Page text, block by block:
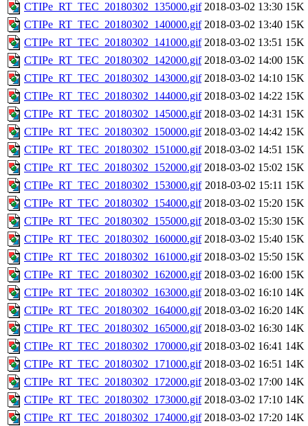
CTIPe_RT_TEC_20180302_135000.gif 2018-03-02 13:30 15K
CTIPe_RT_TEC_20180302_140000.gif 2018-03-02 13:40 15K
CTIPe_RT_TEC_20180302_141000.gif 2018-03-02 13:51 15K
CTIPe_RT_TEC_20180302_142000.gif 2018-03-02 14:00 15K
CTIPe_RT_TEC_20180302_143000.gif 2018-03-02 14:10 15K
CTIPe_RT_TEC_20180302_144000.gif 2018-03-02 14:22 15K
CTIPe_RT_TEC_20180302_145000.gif 2018-03-02 14:31 15K
CTIPe_RT_TEC_20180302_150000.gif 2018-03-02 14:42 15K
CTIPe_RT_TEC_20180302_151000.gif 2018-03-02 14:51 15K
CTIPe_RT_TEC_20180302_152000.gif 2018-03-02 15:02 15K
CTIPe_RT_TEC_20180302_153000.gif 2018-03-02 15:11 15K
CTIPe_RT_TEC_20180302_154000.gif 2018-03-02 15:20 15K
CTIPe_RT_TEC_20180302_155000.gif 2018-03-02 15:30 15K
CTIPe_RT_TEC_20180302_160000.gif 2018-03-02 15:40 15K
CTIPe_RT_TEC_20180302_161000.gif 2018-03-02 15:50 15K
CTIPe_RT_TEC_20180302_162000.gif 2018-03-02 16:00 15K
CTIPe_RT_TEC_20180302_163000.gif 2018-03-02 16:10 14K
CTIPe_RT_TEC_20180302_164000.gif 2018-03-02 16:20 14K
CTIPe_RT_TEC_20180302_165000.gif 2018-03-02 16:30 14K
CTIPe_RT_TEC_20180302_170000.gif 2018-03-02 16:41 14K
CTIPe_RT_TEC_20180302_171000.gif 2018-03-02 16:51 14K
CTIPe_RT_TEC_20180302_172000.gif 2018-03-02 17:00 14K
CTIPe_RT_TEC_20180302_173000.gif 2018-03-02 17:10 14K
CTIPe_RT_TEC_20180302_174000.gif 2018-03-02 17:20 14K